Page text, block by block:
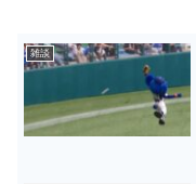
雑談